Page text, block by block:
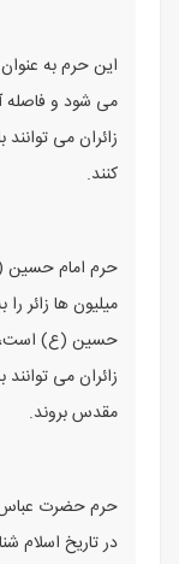
این حرم به
می‌ شود و فاصله
زائران می
کنند.
حرم امام حسین
میلیون‌ ها زائر
حسین (ع) است،
زائران می
مقدس بروند.
حرم حضرت عباس
در تاریخ اسلام